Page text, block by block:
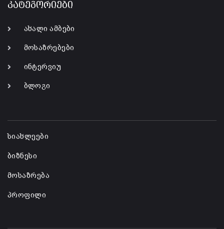
კატეგორიები
ახალი ამბები
მოსაზრებები
ინტერვიუ
ბლოგი
სიახლეები
ბიზნესი
მოსაზრება
პროფილი